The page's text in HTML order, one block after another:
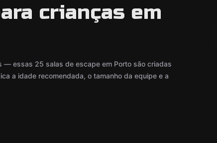
crianças em
— essas 25 salas de escape em Porto são criadas
a idade recomendada, o tamanho da equipe e a